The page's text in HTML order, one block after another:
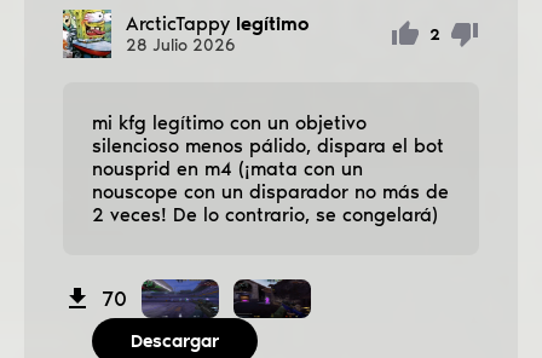
ArcticTappy legítimo
28 Julio 2026
2
mi kfg legítimo con un objetivo
silencioso menos pálido, dispara el bot
nousprid en m4 (¡mata con un
nouscope con un disparador no más de
2 veces! De lo contrario, se congelará)
70
Descargar